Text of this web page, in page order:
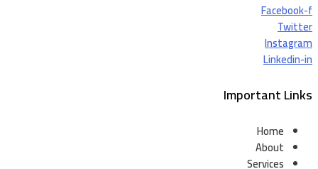
Facebook-f
Twitter
Instagram
Linkedin-in
Important Links
Home
About
Services